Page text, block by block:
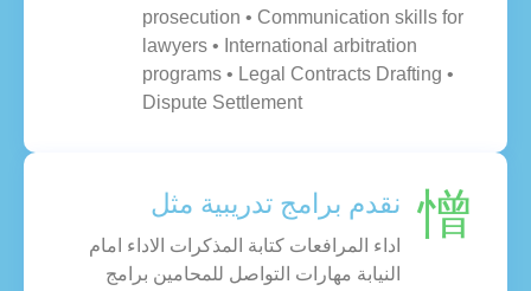
prosecution • Communication skills for
lawyers • International arbitration
programs • Legal Contracts Drafting •
Dispute Settlement
نقدم برامج تدريبية مثل
اداء المرافعات كتابة المذكرات الاداء امام
النيابة مهارات التواصل للمحامين برامج